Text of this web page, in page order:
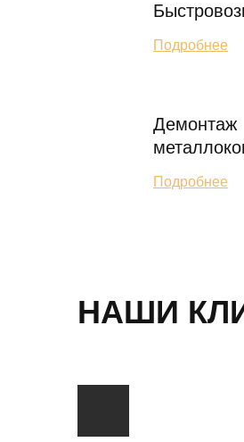
Подробнее
Демонтаж
Подробнее
НАШИ